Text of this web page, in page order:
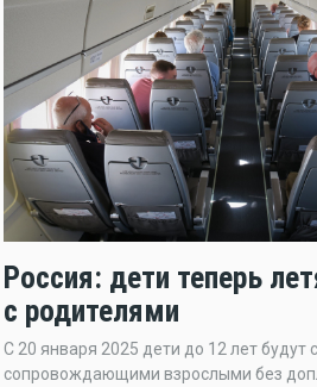
Россия: дети теперь
с родителями
С 20 января 2025 дети до 12 лет будут
сопровождающими взрослыми без